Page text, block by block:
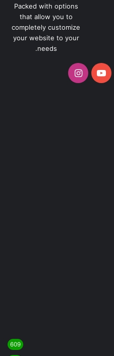
Packed with options
that allow you to
completely customize
your website to your
needs.
‫YouTubeانستقرام
609